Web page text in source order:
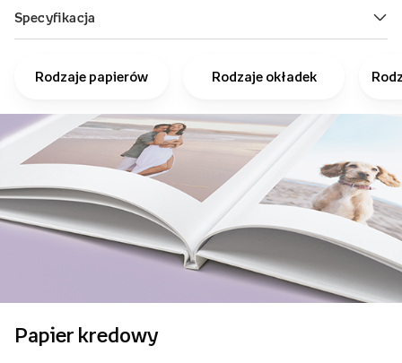
Rodzaje papierów Rodzaje okładek
Papier kredowy